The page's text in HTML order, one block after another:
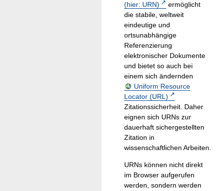
(hier: URN)
ermöglicht
die stabile, weltweit
eindeutige und
ortsunabhängige
Referenzierung
elektronischer Dokumente
und bietet so auch bei
einem sich ändernden
Uniform Resource
Locator (URL)
Zitationssicherheit. Daher
eignen sich URNs zur
dauerhaft sichergestellten
Zitation in
wissenschaftlichen Arbeiten.
URNs können nicht direkt
im Browser aufgerufen
werden, sondern werden